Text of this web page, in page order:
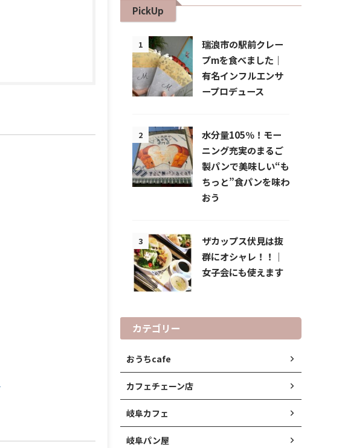
PickUp
1
瑞浪市の駅前クレー
プmを食べました｜
有名インフルエンサ
ープロデュース
2
水分量105％！モー
ニング充実のまるご
製パンで美味しい“も
ちっと”食パンを味わ
おう
3
ザカップス伏見は抜
群にオシャレ！！｜
女子会にも使えます
カテゴリー
おうちcafe
カフェチェーン店
岐阜カフェ
岐阜パン屋